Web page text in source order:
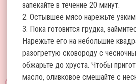
запекайте в течение 20 минут.
2. Остывшее мясо нарежьте
3. Пока готовится грудка,
Нарежьте его на небольшие
разогретую сковороду с
обжарьте до хруста. Чтобы
масло, оливковое смешайте с